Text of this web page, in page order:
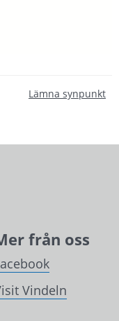
Lämna synpunkt
från oss
Vindeln